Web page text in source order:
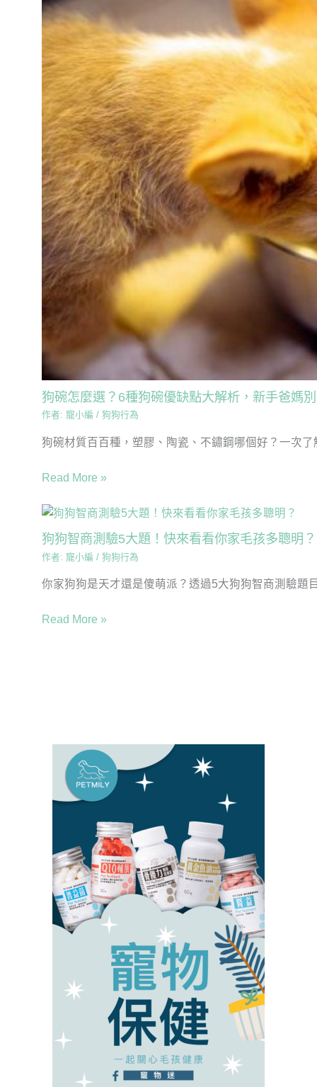
狗碗怎麼選？6種狗碗優缺點大解析，新手爸媽
作者: 寵小編 / 狗狗行為
狗碗材質百百種，塑膠、陶瓷、不鏽鋼哪個好？一次
Read More »
狗狗智商測驗5大題！快來看看你家毛孩多聰明？
作者: 寵小編 / 狗狗行為
你家狗狗是天才還是傻萌派？透過5大狗狗智商測驗題
Read More »